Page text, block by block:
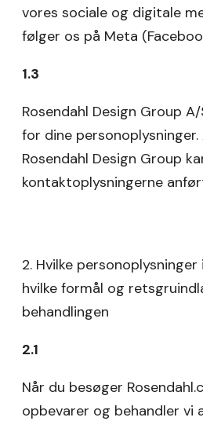
vores sociale og digitale
følger os på Meta
1.3
Rosendahl Design Group
for dine
Rosendahl Design Group
kontaktoplysningerne
2. Hvilke
hvilke formål og
behandlingen
2.1
Når du besøger
opbevarer og behandler vi